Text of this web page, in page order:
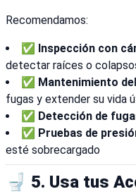
Recomendamos:
✅ Inspección con
detectar raíces o
✅ Mantenimiento
fugas y extender su vida
✅ Detección de
✅ Pruebas de
esté sobrecargado
🚽 5. Usa tus